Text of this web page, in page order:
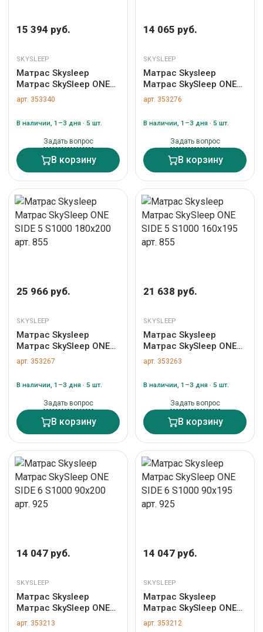
15 394 руб.
SKYSLEEP
Матрас Skysleep
Матрас SkySleep ONE
SIDE 4 S500 120x190
арт. 762
арт. 353340
В наличии, 1–3 дня · 5 шт.
Задать вопрос
В корзину
14 065 руб.
SKYSLEEP
Матрас Skysleep
Матрас SkySleep ONE
SIDE 5 S1000 90x200
арт. 855
арт. 353276
В наличии, 1–3 дня · 5 шт.
Задать вопрос
В корзину
25 966 руб.
SKYSLEEP
Матрас Skysleep
Матрас SkySleep ONE
SIDE 5 S1000 180x200
арт. 855
арт. 353267
В наличии, 1–3 дня · 5 шт.
Задать вопрос
В корзину
21 638 руб.
SKYSLEEP
Матрас Skysleep
Матрас SkySleep ONE
SIDE 5 S1000 160x195
арт. 855
арт. 353263
В наличии, 1–3 дня · 5 шт.
Задать вопрос
В корзину
14 047 руб.
SKYSLEEP
Матрас Skysleep
Матрас SkySleep ONE
SIDE 6 S1000 90x200
арт. 353213
14 047 руб.
SKYSLEEP
Матрас Skysleep
Матрас SkySleep ONE
SIDE 6 S1000 90x195
арт. 353212